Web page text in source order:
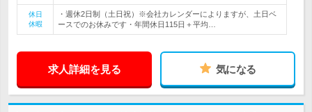
休日
休暇
・週休2日制（土日祝）※会社カレンダーによりますが、土日ベ
ースでのお休みです・年間休日115日＋平均…
求人詳細を見る 気になる